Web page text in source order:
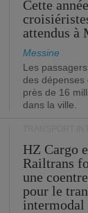
Cette
attendus à
Messine
Les
des dépenses
près de 16
dans la ville.
HZ Cargo
Railtrans
une
pour le
intermodal